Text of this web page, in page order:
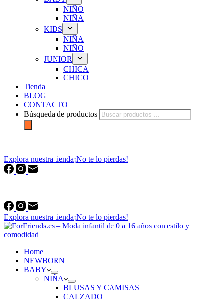
NIÑO
NIÑA
KIDS
NIÑA
NIÑO
JUNIOR
CHICA
CHICO
Tienda
BLOG
CONTACTO
Búsqueda de productos
Explora nuestra tienda¡No te lo pierdas!
Explora nuestra tienda¡No te lo pierdas!
Home
NEWBORN
BABY
NIÑA
BLUSAS Y CAMISAS
CALZADO